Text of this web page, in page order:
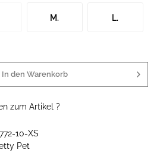
M. L.
In den Warenkorb
zum Artikel ?
10-XS
Pet